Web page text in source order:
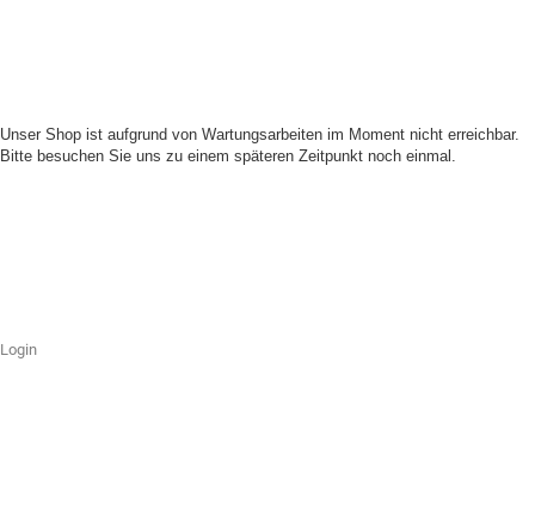
Unser Shop ist aufgrund von Wartungsarbeiten im Moment nicht erreichbar.
Bitte besuchen Sie uns zu einem späteren Zeitpunkt noch einmal.
Login